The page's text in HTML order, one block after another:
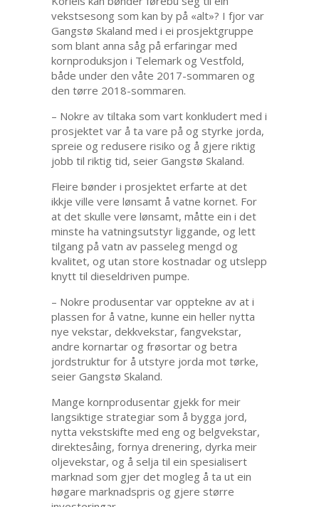
vekstsesong som kan by på «alt»? I fjor var
Gangstø Skaland med i ei prosjektgruppe
som blant anna såg på erfaringar med
kornproduksjon i Telemark og Vestfold,
både under den våte 2017-sommaren og
den tørre 2018-sommaren.
– Nokre av tiltaka som vart konkludert med i
prosjektet var å ta vare på og styrke jorda,
spreie og redusere risiko og å gjere riktig
jobb til riktig tid, seier Gangstø Skaland.
Fleire bønder i prosjektet erfarte at det
ikkje ville vere lønsamt å vatne kornet. For
at det skulle vere lønsamt, måtte ein i det
minste ha vatningsutstyr liggande, og lett
tilgang på vatn av passeleg mengd og
kvalitet, og utan store kostnadar og utslepp
knytt til dieseldriven pumpe.
– Nokre produsentar var opptekne av at i
plassen for å vatne, kunne ein heller nytta
nye vekstar, dekkvekstar, fangvekstar,
andre kornartar og frøsortar og betra
jordstruktur for å utstyre jorda mot tørke,
seier Gangstø Skaland.
Mange kornprodusentar gjekk for meir
langsiktige strategiar som å bygga jord,
nytta vekstskifte med eng og belgvekstar,
direktesåing, fornya drenering, dyrka meir
oljevekstar, og å selja til ein spesialisert
marknad som gjer det mogleg å ta ut ein
høgare marknadspris og gjere større